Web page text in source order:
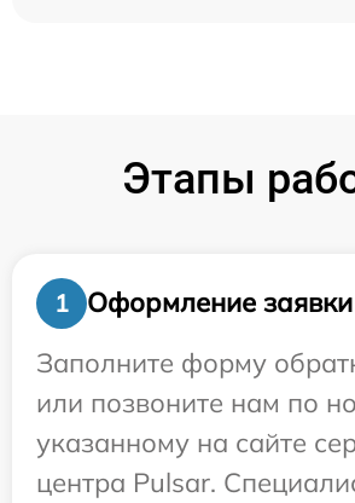
Этапы
1
Оформление заявки
Заполните форму
или позвоните нам по
указанному на сайте
центра Pulsar.